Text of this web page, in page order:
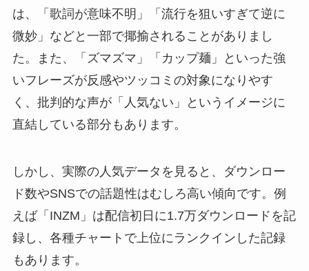
は、「歌詞が意味不明」「流行を狙いすぎて逆に
微妙」などと一部で揶揄されることがありまし
た。また、「ズマズマ」「カップ麺」といった強
いフレーズが反感やツッコミの対象になりやす
く、批判的な声が「人気ない」というイメージに
直結している部分もあります。
しかし、実際の人気データを見ると、ダウンロー
ド数やSNSでの話題性はむしろ高い傾向です。例
えば「INZM」は配信初日に1.7万ダウンロードを記
録し、各種チャートで上位にランクインした記録
もあります。